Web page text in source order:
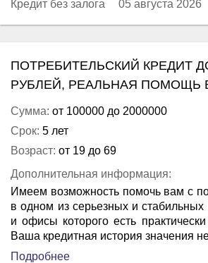
Кредит без залога
05 августа 2026
ПОТРЕБИТЕЛЬСКИЙ КРЕДИТ
РУБЛЕЙ, РЕАЛЬНАЯ ПОМОЩЬ
Сумма: от 100000 до 2000000
Срок: 5 лет
Возраст: от 19 до 69
Дополнительная информация:
Имеем возможность помочь вам с
в одном из серьезных и стабильных
и офисы которого есть
Ваша кредитная история значения
Подробнее